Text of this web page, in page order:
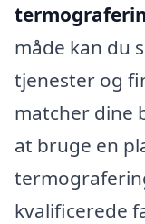
måde kan du
tjenester og
matcher dine
at bruge en
kvalificerede